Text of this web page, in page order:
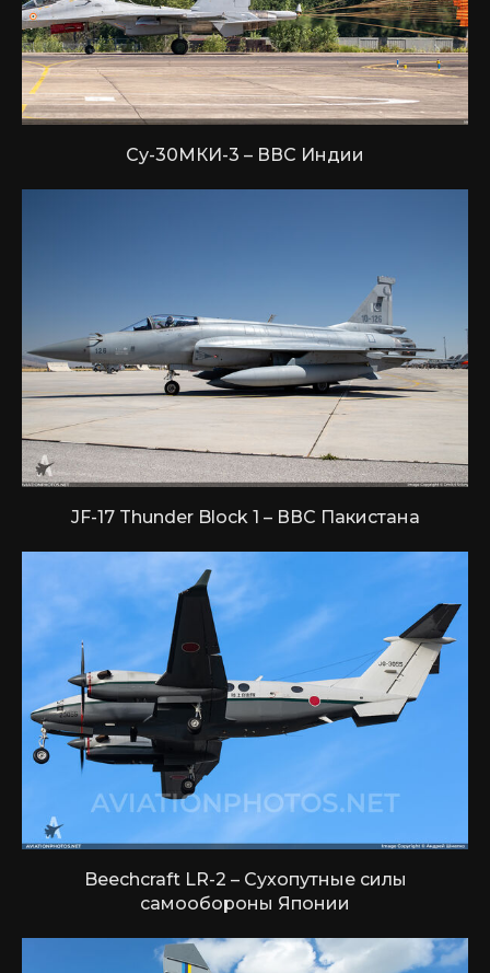
Су-30МКИ-3 – ВВС Индии
JF-17 Thunder Block 1 – ВВС Пакистана
Beechcraft LR-2 – Сухопутные силы
самообороны Японии